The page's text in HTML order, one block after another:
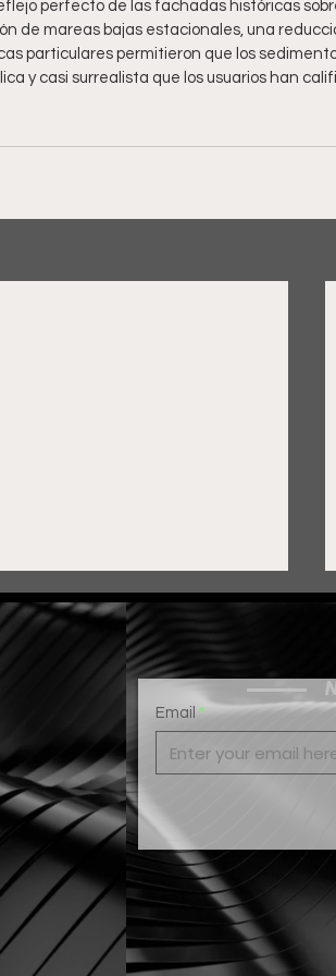
perfecto de las fachadas históricas
de mareas bajas estacionales, una
particulares permitieron que los
y casi surrealista que los usuarios han
asombroso hallazgo del
"pulpo de cristal" en las
profundidades del
océano
Email